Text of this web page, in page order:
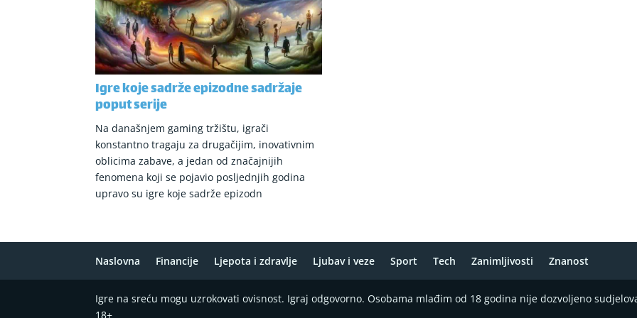
Igre koje sadrže epizodne sadržaje
poput serije
Na današnjem gaming tržištu, igrači
konstantno tragaju za drugačijim, inovativnim
oblicima zabave, a jedan od značajnijih
fenomena koji se pojavio posljednjih godina
upravo su igre koje sadrže epizodn
Naslovna Financije Ljepota i zdravlje Ljubav i veze Sport Tech Zanimljivosti Znanost
Igre na sreću mogu uzrokovati ovisnost. Igraj odgovorno. Osobama mlađim od 18 godina nije dozvoljeno
18+